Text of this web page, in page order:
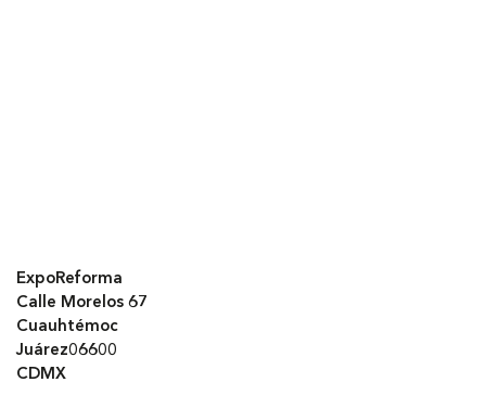
ExpoReforma
Calle Morelos 67
Cuauhtémoc
Juárez06600
CDMX